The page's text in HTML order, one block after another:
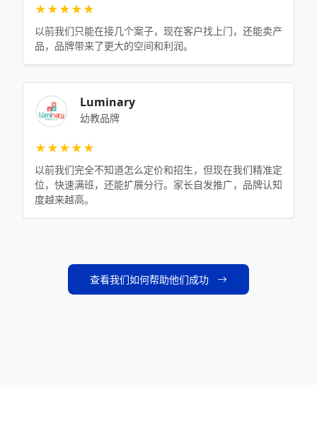
★★★★★
以前我们只能在接几个案子，现在客户找上门，还能卖产
品，品牌带来了更大的空间和利润。
Luminary
幼教品牌
★★★★★
以前我们完全不知道怎么定价和招生，但现在我们精准定
位，快速满班，还能扩展分行。家长自发推广，品牌认知
度越来越高。
查看我们如何帮助他们成功